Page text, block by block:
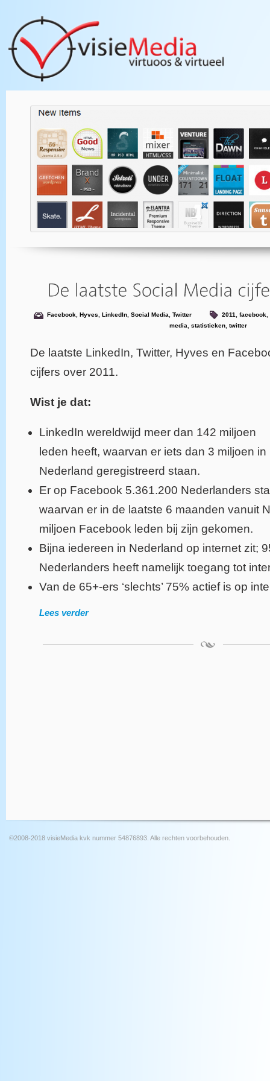
Facebook, Hyves, LinkedIn, Social Media, Twitter 2011, facebook,
media, statistieken, twitter
De laatste LinkedIn, Twitter, Hyves en
cijfers over 2011.
Wist je dat:
LinkedIn wereldwijd meer dan 142 miljoen
leden heeft, waarvan er iets dan 3 miljoen in
Nederland geregistreerd staan.
Er op Facebook 5.361.200 Nederlanders
waarvan er in de laatste 6 maanden vanuit
miljoen Facebook leden bij zijn gekomen.
Bijna iedereen in Nederland op internet zit;
Nederlanders heeft namelijk toegang tot
Van de 65+-ers ‘slechts’ 75% actief is op
Lees verder
©2008-2018 visieMedia kvk nummer 54876893. Alle rechten voorbehouden.